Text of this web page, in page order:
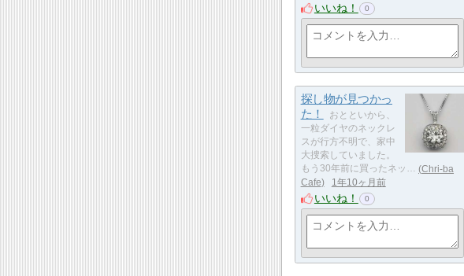
いいね！ 0
探し物が見つかっ
た！
おとといから、
一粒ダイヤのネックレ
スが行方不明で、家中
大捜索していました。
もう30年前に買ったネッ…
Chri-ba
Cafe
1年10ヶ月前
いいね！ 0